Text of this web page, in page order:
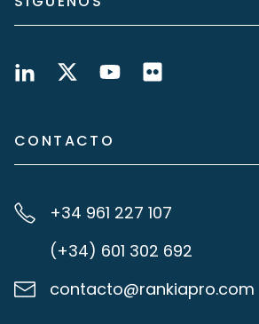
CONTACTO
+34 961 227 107
(+34) 601 302 692
contacto@rankiapro.com